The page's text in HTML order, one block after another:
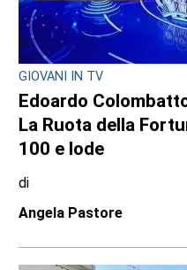
GIOVANI IN TV
Edoardo
La Ruota della
100 e lode
di
Angela Pastore